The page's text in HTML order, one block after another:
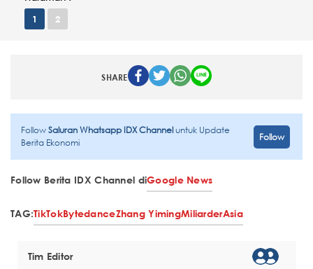
1 2
SHARE
FollowSaluran Whatsapp IDX Channeluntuk Update
Berita Ekonomi
Follow
Follow Berita IDX Channel diGoogle News
TAG:TikTokBytedanceZhang YimingMiliarderAsia
Tim Editor